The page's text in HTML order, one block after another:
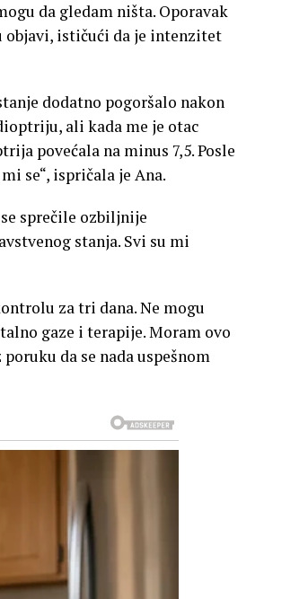
da gledam ništa. Oporavak
objavi, ističući da je intenzitet
dodatno pogoršalo nakon
ali kada me je otac
povećala na minus 7,5. Posle
se“, ispričala je Ana.
sprečile ozbiljnije
stanja. Svi su mi
za tri dana. Ne mogu
gaze i terapije. Moram ovo
da se nada uspešnom